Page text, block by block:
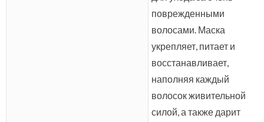
поврежденными
волосами. Маска
укрепляет, питает и
восстанавливает,
наполняя каждый
волосок живительной
силой, а также дарит